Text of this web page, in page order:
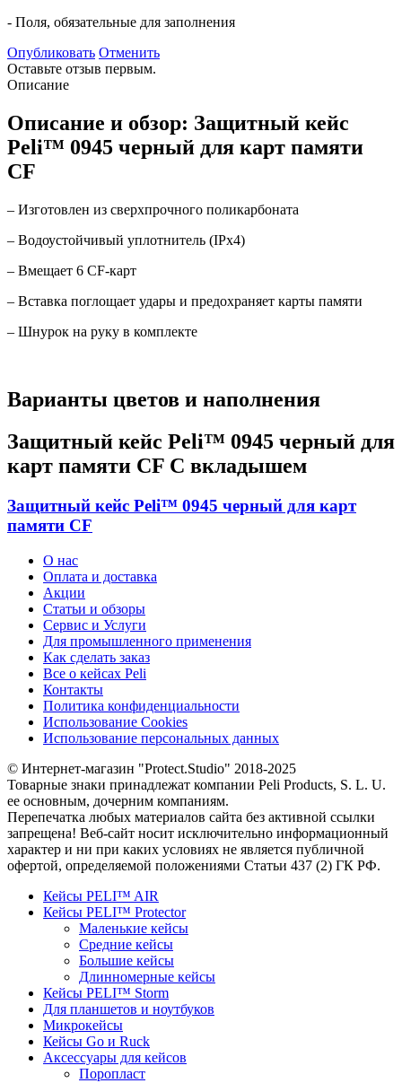
- Поля, обязательные для заполнения
Опубликовать Отменить
Оставьте отзыв первым.
Описание
Описание и обзор: Защитный кейс
Peli™ 0945 черный для карт памяти
CF
– Изготовлен из сверхпрочного поликарбоната
– Водоустойчивый уплотнитель (IPx4)
– Вмещает 6 CF-карт
– Вставка поглощает удары и предохраняет карты памяти
– Шнурок на руку в комплекте
Варианты цветов и наполнения
Защитный кейс Peli™ 0945 черный для
карт памяти CF С вкладышем
Защитный кейс Peli™ 0945 черный для карт
памяти CF
О нас
Оплата и доставка
Акции
Статьи и обзоры
Сервис и Услуги
Для промышленного применения
Как сделать заказ
Все о кейсах Peli
Контакты
Политика конфиденциальности
Использование Cookies
Использование персональных данных
© Интернет-магазин "Protect.Studio" 2018-2025
Товарные знаки принадлежат компании Peli Products, S. L. U.
ее основным, дочерним компаниям.
Перепечатка любых материалов сайта без активной ссылки
запрещена! Веб-сайт носит исключительно информационный
характер и ни при каких условиях не является публичной
офертой, определяемой положениями Статьи 437 (2) ГК РФ.
Кейсы PELI™ AIR
Кейсы PELI™ Protector
Маленькие кейсы
Средние кейсы
Большие кейсы
Длинномерные кейсы
Кейсы PELI™ Storm
Для планшетов и ноутбуков
Микрокейсы
Кейсы Go и Ruck
Аксессуары для кейсов
Поропласт